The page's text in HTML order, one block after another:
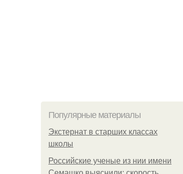
Популярные материалы
Экстернат в старших классах
школы
Российские ученые из нии имени